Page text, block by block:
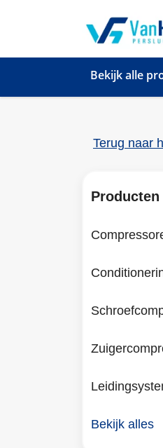
Bekijk alle
Terug naar
Producten
Bekijk alles